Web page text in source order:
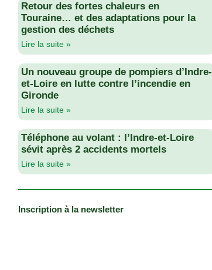
Retour des fortes chaleurs en
Touraine… et des adaptations pour la
gestion des déchets
Lire la suite »
Un nouveau groupe de pompiers d’Indre-
et-Loire en lutte contre l’incendie en
Gironde
Lire la suite »
Téléphone au volant : l’Indre-et-Loire
sévit après 2 accidents mortels
Lire la suite »
Inscription à la newsletter